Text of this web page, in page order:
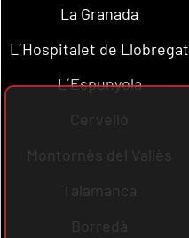
La Granada
L´Hospitalet de Llobregat
L´Espunyola
Cervelló
Montornès del Vallès
Talamanca
Borredà